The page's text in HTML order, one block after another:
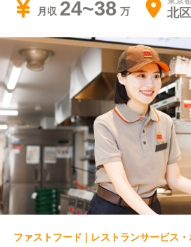
月収 24~38 北区